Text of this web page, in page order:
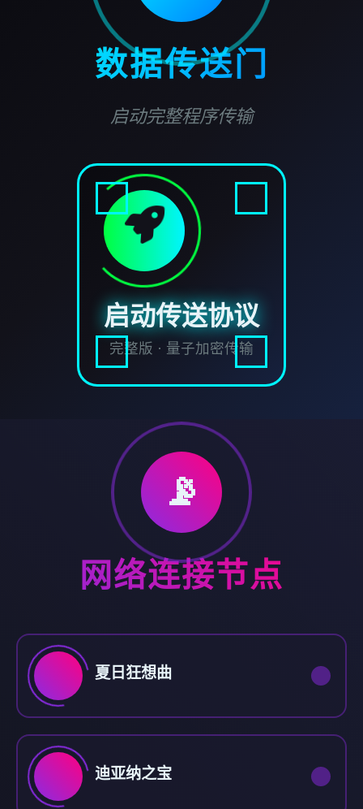
数据传送门
启动完整程序传输
启动传送协议
完整版 · 量子加密传输
📡
网络连接节点
夏日狂想曲
迪亚纳之宝